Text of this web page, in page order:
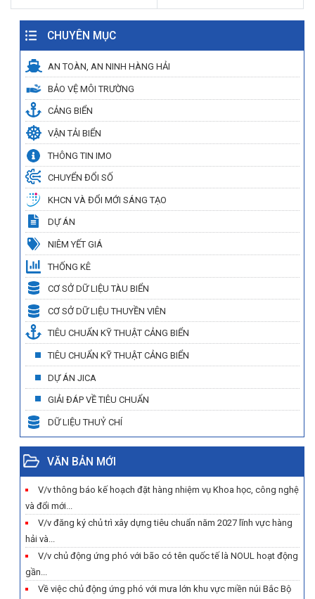
CHUYÊN MỤC
AN TOÀN, AN NINH HÀNG HẢI
BẢO VỆ MÔI TRƯỜNG
CẢNG BIỂN
VẬN TẢI BIỂN
THÔNG TIN IMO
CHUYỂN ĐỔI SỐ
KHCN VÀ ĐỔI MỚI SÁNG TẠO
DỰ ÁN
NIÊM YẾT GIÁ
THỐNG KÊ
CƠ SỞ DỮ LIỆU TÀU BIỂN
CƠ SỞ DỮ LIỆU THUYỀN VIÊN
TIÊU CHUẨN KỸ THUẬT CẢNG BIỂN
TIÊU CHUẨN KỸ THUẬT CẢNG BIỂN
DỰ ÁN JICA
GIẢI ĐÁP VỀ TIÊU CHUẨN
DỮ LIỆU THUỶ CHÍ
VĂN BẢN MỚI
V/v thông báo kế hoạch đặt hàng nhiệm vụ Khoa học, công nghệ
và đổi mới...
V/v đăng ký chủ trì xây dựng tiêu chuẩn năm 2027 lĩnh vực hàng
hải và...
V/v chủ động ứng phó với bão có tên quốc tế là NOUL hoạt động
gần...
Về việc chủ động ứng phó với mưa lớn khu vực miền núi Bắc Bộ